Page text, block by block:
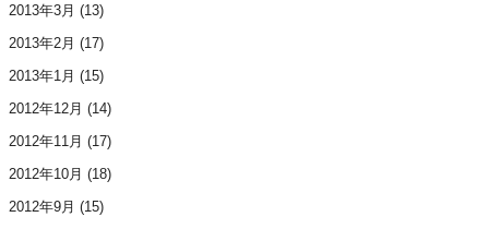
2013年3月 (13)
2013年2月 (17)
2013年1月 (15)
2012年12月 (14)
2012年11月 (17)
2012年10月 (18)
2012年9月 (15)